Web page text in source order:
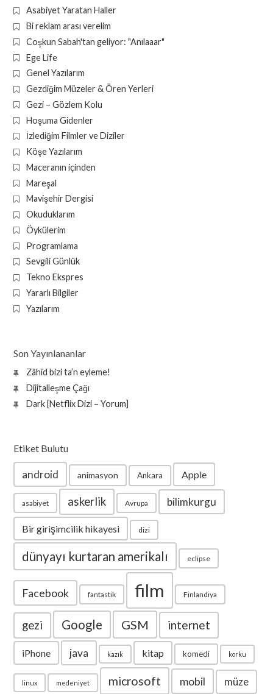
Asabiyet Yaratan Haller
Bi reklam arası verelim
Coşkun Sabah'tan geliyor: "Anılaaar"
Ege Life
Genel Yazılarım
Gezdiğim Müzeler & Ören Yerleri
Gezi – Gözlem Kolu
Hoşuma Gidenler
İzlediğim Filmler ve Diziler
Köşe Yazılarım
Maceranın içinden
Mareşal
Mavişehir Dergisi
Okuduklarım
Öykülerim
Programlama
Sevgili Günlük
Tekno Ekspres
Yararlı Bilgiler
Yazılarım
Son Yayınlananlar
Zâhid bizi ta’n eyleme!
Dijitalleşme Çağı
Dark [Netflix Dizi – Yorum]
Etiket Bulutu
android animasyon Ankara Apple
asabiyet askerlik Avrupa bilimkurgu
Bir girişimcilik hikayesi dizi
dünyayı kurtaran amerikalı eclipse
Facebook fantastik film Finlandiya
gezi Google GSM internet
iPhone java kazık kitap komedi korku
linux medeniyet microsoft mobil müze